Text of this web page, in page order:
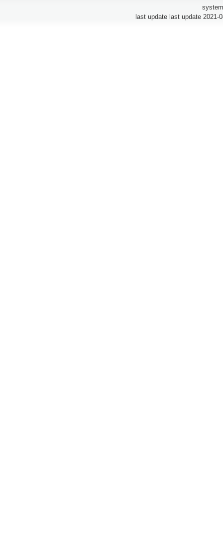
last update last update 2021-